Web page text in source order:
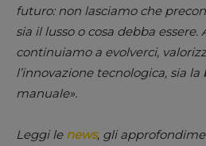
futuro: non lasciamo che
sia il lusso o cosa debba essere.
continuiamo a evolverci,
l’innovazione tecnologica, sia la
manuale».
Leggi le news, gli